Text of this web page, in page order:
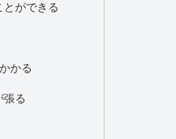
とができる
かる
張る